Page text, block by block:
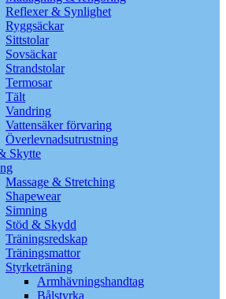
Reflexer & Synlighet
Ryggsäckar
Sittstolar
Sovsäckar
Strandstolar
Termosar
Tält
Vandring
Vattensäker förvaring
Överlevnadsutrustning
Skytte
Massage & Stretching
Shapewear
Simning
Stöd & Skydd
Träningsredskap
Träningsmattor
Styrketräning
Armhävningshandtag
Bålstyrka